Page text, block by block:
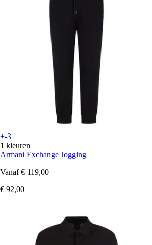
+-3
1 kleuren
Armani Exchange Jogging
Vanaf € 119,00
€ 92,00